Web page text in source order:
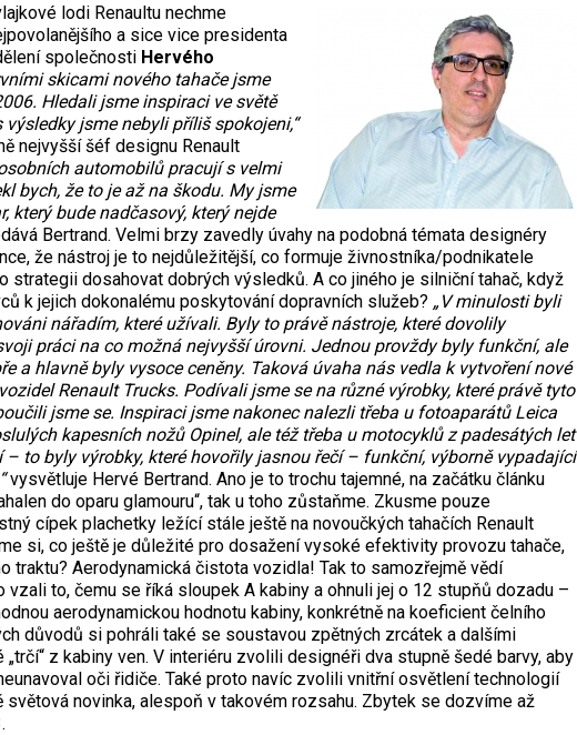
lodi Renaultu nechme
a sice vice presidenta
společnosti Hervého
skicami nového tahače jsme
Hledali jsme inspiraci ve světě
jsme nebyli příliš spokojeni,“
nejvyšší šéf designu Renault
automobilů pracují s velmi
bych, že to je až na škodu. My jsme
který bude nadčasový, který nejde
Bertrand. Velmi brzy zavedly úvahy na podobná témata designéry
že nástroj je to nejdůležitější, co formuje živnostníka/podnikatele
strategii dosahovat dobrých výsledků. A co jiného je silniční tahač, když
k jejich dokonalému poskytování dopravních služeb? „V minulosti byli
nářadím, které užívali. Byly to právě nástroje, které dovolily
práci na co možná nejvyšší úrovni. Jednou provždy byly funkční, ale
a hlavně byly vysoce ceněny. Taková úvaha nás vedla k vytvoření nové
Renault Trucks. Podívali jsme se na různé výrobky, které právě tyto
jsme se. Inspiraci jsme nakonec nalezli třeba u fotoaparátů Leica
kapesních nožů Opinel, ale též třeba u motocyklů z padesátých let
– to byly výrobky, které hovořily jasnou řečí – funkční, výborně vypadající
vysvětluje Hervé Bertrand. Ano je to trochu tajemné, na začátku článku
do oparu glamouru“, tak u toho zůstaňme. Zkusme pouze
cípek plachetky ležící stále ještě na novoučkých tahačích Renault
si, co ještě je důležité pro dosažení vysoké efektivity provozu tahače,
traktu? Aerodynamická čistota vozidla! Tak to samozřejmě vědí
vzali to, čemu se říká sloupek A kabiny a ohnuli jej o 12 stupňů dozadu –
aerodynamickou hodnotu kabiny, konkrétně na koeficient čelního
důvodů si pohráli také se soustavou zpětných zrcátek a dalšími
z kabiny ven. V interiéru zvolili designéři dva stupně šedé barvy, aby
oči řidiče. Také proto navíc zvolili vnitřní osvětlení technologií
světová novinka, alespoň v takovém rozsahu. Zbytek se dozvíme až